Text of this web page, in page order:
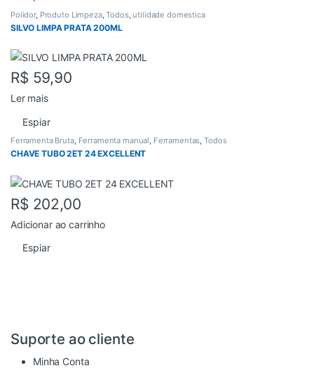
Polidor, Produto Limpeza,Todos, utilidade domestica
SILVO LIMPA PRATA 200ML
R$ 59,90
Ler mais
Espiar
Ferramenta Bruta, Ferramenta manual, Ferramentas,Todos
CHAVE TUBO 2ET 24 EXCELLENT
R$ 202,00
Adicionar ao carrinho
Espiar
Suporte ao cliente
Minha Conta